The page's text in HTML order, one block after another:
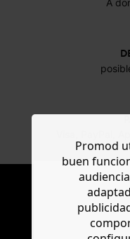
A
Recibir la
Promod
buen